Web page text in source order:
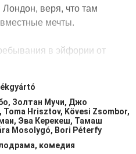
веря, что там
мечты.
в эйфории от
цели кардинально
случайно
красавчик Джо Вэйнтруб.
в жизнях главных героев.
на десятилетие вперед в
Золтан Мучи, Джо
Toma Hrisztov, Kövesi Zsombor,
Эва Керекеш, Тамаш
Mosolygó, Bori Péterfy
комедия